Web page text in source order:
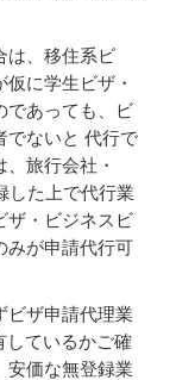
は、移住系ビ
に学生ビザ・
であっても、ビ
でないと 代行で
旅行会社・
した上で代行業
ザ・ビジネスビ
みが申請代行可
ビザ申請代理業
しているかご確
安価な無登録業